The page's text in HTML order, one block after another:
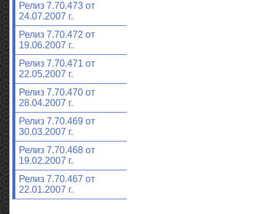
Релиз 7.70.473 от
24.07.2007 г.
Релиз 7.70.472 от
19.06.2007 г.
Релиз 7.70.471 от
22.05.2007 г.
Релиз 7.70.470 от
28.04.2007 г.
Релиз 7.70.469 от
30.03.2007 г.
Релиз 7.70.468 от
19.02.2007 г.
Релиз 7.70.467 от
22.01.2007 г.